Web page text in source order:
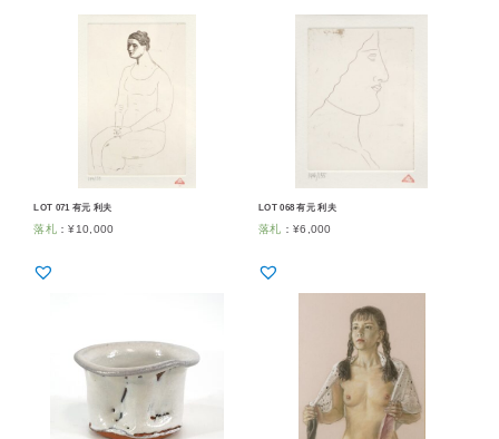
LOT 071 有元 利夫
落札 ：¥10,000
LOT 068 有元 利夫
落札 ： ¥6,000